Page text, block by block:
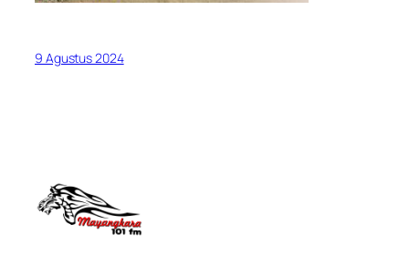
9 Agustus 2024